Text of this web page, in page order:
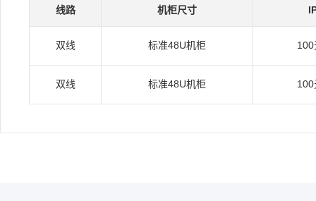
线路 机柜尺寸
双线 标准48U机柜 100
双线 标准48U机柜 100